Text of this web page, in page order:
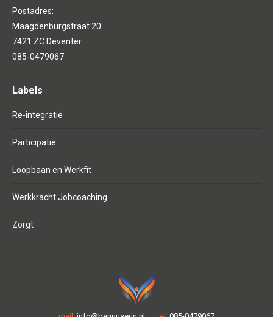
Postadres:
Maagdenburgstraat 20
7421 ZC Deventer
085-0479067
Labels
Re-integratie
Participatie
Loopbaan en Werkfit
Werkkracht Jobcoaching
Zorgt